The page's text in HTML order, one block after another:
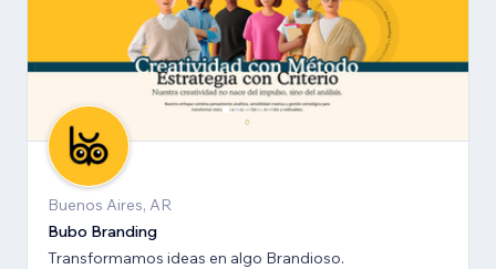
Buenos Aires, AR
Bubo Branding
Transformamos ideas en algo Brandioso.